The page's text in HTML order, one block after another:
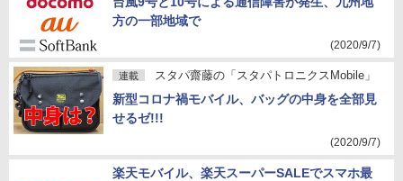
方の一部地域で
(2020/9/7)
連載 スタパ齋藤の「スタパトロニクスMobile」
新型コロナ禍モバイル、バッグの中身を全部見
せるゼ!!!
(2020/9/7)
楽天モバイル、楽天スーパーSALEでスマホ最